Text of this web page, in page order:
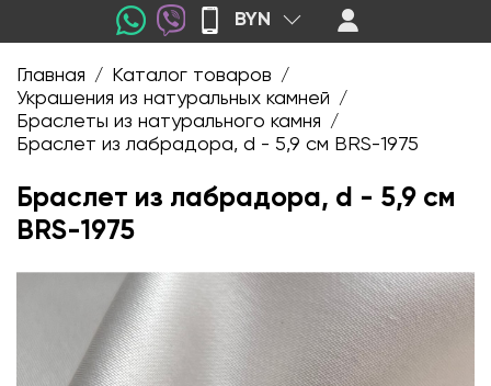
BYN
Главная / Каталог товаров /
Украшения из натуральных камней /
Браслеты из натурального камня /
Браслет из лабрадора, d - 5,9 см BRS-1975
Браслет из лабрадора, d - 5,9 см
BRS-1975